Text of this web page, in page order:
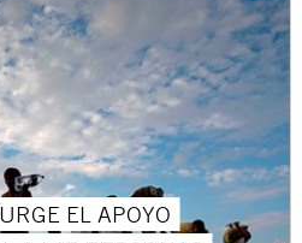
EL APOYO